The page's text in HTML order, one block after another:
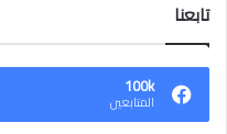
تابعنا
100k
المتابعين